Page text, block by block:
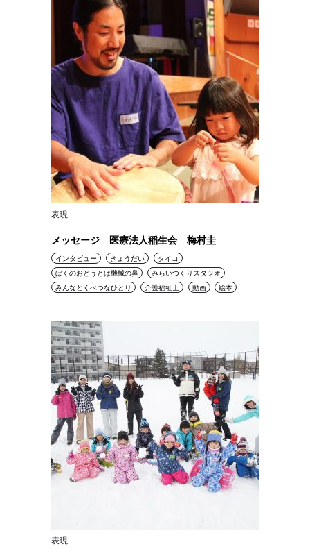
表現
メッセージ 医療法人稲生会 梅村圭
インタビュー きょうだい
タイコ
ぼくのおとうとは機械の鼻
みらいつくりスタジオ
みんなとくべつなひとり
介護福祉士 動画 絵本
表現